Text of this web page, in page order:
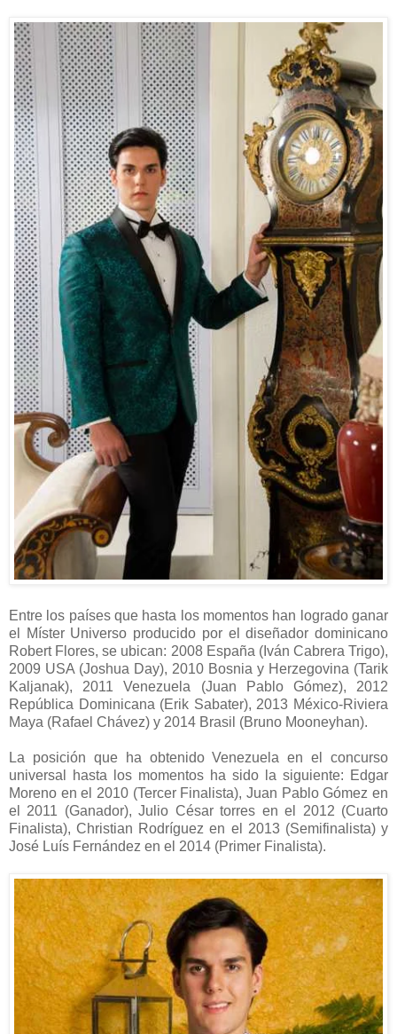
Entre los países que hasta los momentos han logrado ganar
el Míster Universo producido por el diseñador dominicano
Robert Flores, se ubican: 2008 España (Iván Cabrera Trigo),
2009 USA (Joshua Day), 2010 Bosnia y Herzegovina (Tarik
Kaljanak), 2011 Venezuela (Juan Pablo Gómez), 2012
República Dominicana (Erik Sabater), 2013 México-Riviera
Maya (Rafael Chávez) y 2014 Brasil (Bruno Mooneyhan).
La posición que ha obtenido Venezuela en el concurso
universal hasta los momentos ha sido la siguiente: Edgar
Moreno en el 2010 (Tercer Finalista), Juan Pablo Gómez en
el 2011 (Ganador), Julio César torres en el 2012 (Cuarto
Finalista), Christian Rodríguez en el 2013 (Semifinalista) y
José Luís Fernández en el 2014 (Primer Finalista).